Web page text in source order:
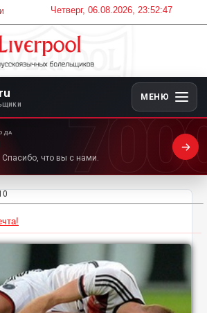
Четверг, 06.08.2026, 23:52:47
МЕНЮ
что вы с нами.